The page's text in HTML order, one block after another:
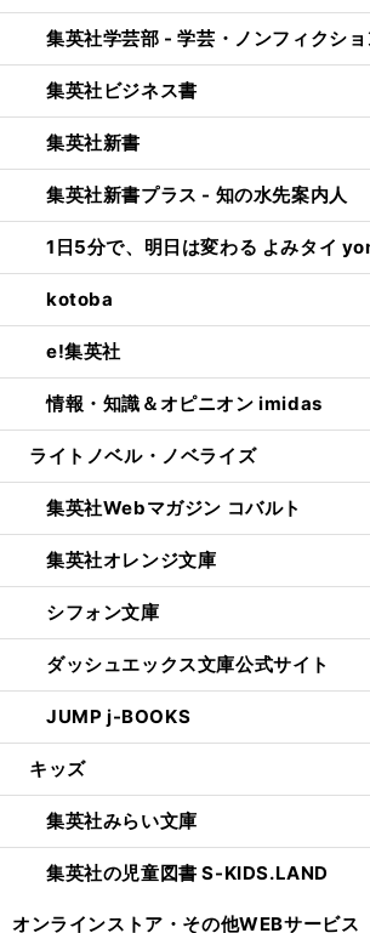
集英社学芸部 - 学芸・ノンフィクショ
集英社ビジネス書
集英社新書
集英社新書プラス - 知の水先案内人
1日5分で、明日は変わる よみタイ
kotoba
e!集英社
情報・知識＆オピニオン imidas
ライトノベル・ノベライズ
集英社Webマガジン コバルト
集英社オレンジ文庫
シフォン文庫
ダッシュエックス文庫公式サイト
JUMP j-BOOKS
キッズ
集英社みらい文庫
集英社の児童図書 S-KIDS.LAND
オンラインストア・ その他WEBサービス